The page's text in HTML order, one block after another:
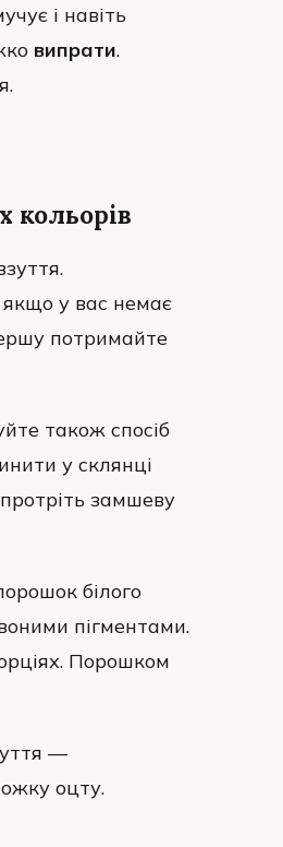
і навіть
випрати.
кольорів
якщо у вас немає
потримайте
також спосіб
у склянці
замшеву
білого
пігментами.
Порошком
—
оцту.